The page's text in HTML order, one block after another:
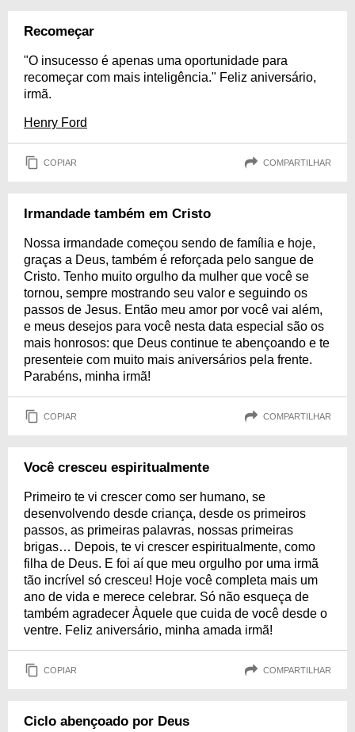
Recomeçar
"O insucesso é apenas uma oportunidade para
recomeçar com mais inteligência." Feliz aniversário,
irmã.
Henry Ford
COPIAR COMPARTILHAR
Irmandade também em Cristo
Nossa irmandade começou sendo de família e hoje,
graças a Deus, também é reforçada pelo sangue de
Cristo. Tenho muito orgulho da mulher que você se
tornou, sempre mostrando seu valor e seguindo os
passos de Jesus. Então meu amor por você vai além,
e meus desejos para você nesta data especial são os
mais honrosos: que Deus continue te abençoando e te
presenteie com muito mais aniversários pela frente.
Parabéns, minha irmã!
COPIAR COMPARTILHAR
Você cresceu espiritualmente
Primeiro te vi crescer como ser humano, se
desenvolvendo desde criança, desde os primeiros
passos, as primeiras palavras, nossas primeiras
brigas… Depois, te vi crescer espiritualmente, como
filha de Deus. E foi aí que meu orgulho por uma irmã
tão incrível só cresceu! Hoje você completa mais um
ano de vida e merece celebrar. Só não esqueça de
também agradecer Àquele que cuida de você desde o
ventre. Feliz aniversário, minha amada irmã!
COPIAR COMPARTILHAR
Ciclo abençoado por Deus